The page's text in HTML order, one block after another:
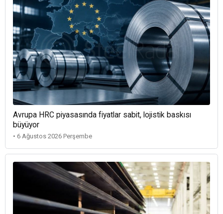
Avrupa HRC piyasasında fiyatlar sabit, lojistik baskısı
büyüyor
• 6 Ağustos 2026 Perşembe